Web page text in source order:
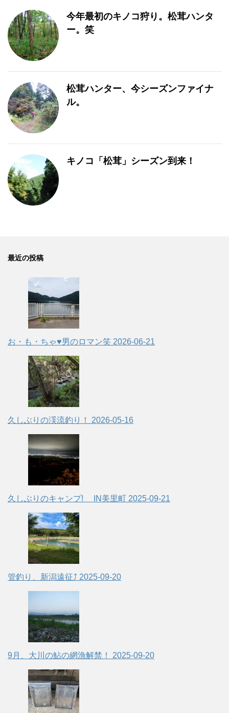
今年最初のキノコ狩り。松茸ハンタ
ー。笑
松茸ハンター、今シーズンファイナ
ル。
キノコ「松茸」シーズン到来！
最近の投稿
お・も・ちゃ♥男のロマン笑 2026-06-21
久しぶりの渓流釣り！ 2026-05-16
久しぶりのキャンプ! IN美里町 2025-09-21
管釣り、新潟遠征⤴ 2025-09-20
9月、大川の鮎の網漁解禁！ 2025-09-20